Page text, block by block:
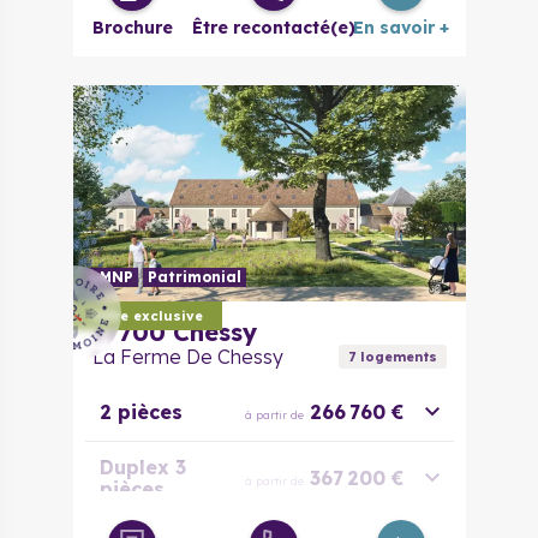
Brochure Être recontacté(e)En savoir +
Offre exclusive
LMNP Patrimonial
77700 Chessy
La Ferme De Chessy 7logements
2 pièces à partir de 266 760 €
Duplex 3
pièces
à partir de 367 200 €